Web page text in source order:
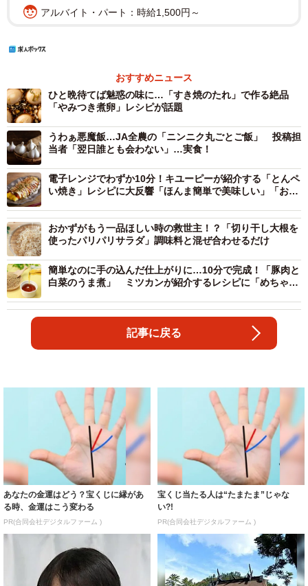
アルバイト・パート：時給1,500円～
おすすめニュース
ひと晩待てば魅惑の味に…「すき焼のたれ」で作る絶品
「やみつき煮卵」レシピが話題
うわぁ悪魔飯…JA全農の「ニンニク丸ごとご飯」 投稿担
当者「翌日誰とも会わない」…実食！
電子レンジでわずか10分！キユーピーが紹介する「とんペ
い焼き」レシピに大反響「ほんま簡単で美味しい」「おか
おかずがもう一品ほしい時の救世主！？「切り干し大根を
使ったパリパリサラダ」調味料と混ぜ合わせるだけ
簡単なのに手の込んだ仕上がりに…10分で完成！「豚肉と
白菜のうま煮」 ミツカンが紹介するレシピに「めちゃく
記事に戻る
あなたの金運はどう？宝くじに縁があ
る時、金運はこう変わる
PR(合同会社デジタルファーム )
宝くじ当たる人は“たまたま”じゃな
い?!
PR(合同会社デジタルファーム )